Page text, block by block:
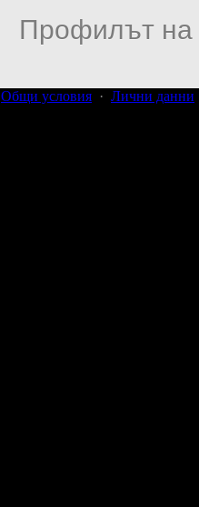
Профилът на
Общи условия · Лични данни